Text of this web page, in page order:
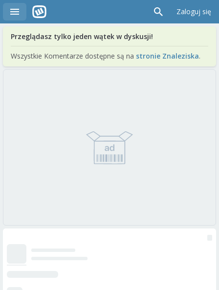
Zaloguj się
Przeglądasz tylko jeden wątek w dyskusji!
Wszystkie Komentarze dostępne są na stronie Znaleziska.